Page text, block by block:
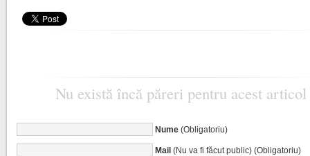
Nu există încă păreri pentru acest articol
Nume(Obligatoriu)
Mail(Nu va fi făcut public) (Obligatoriu)